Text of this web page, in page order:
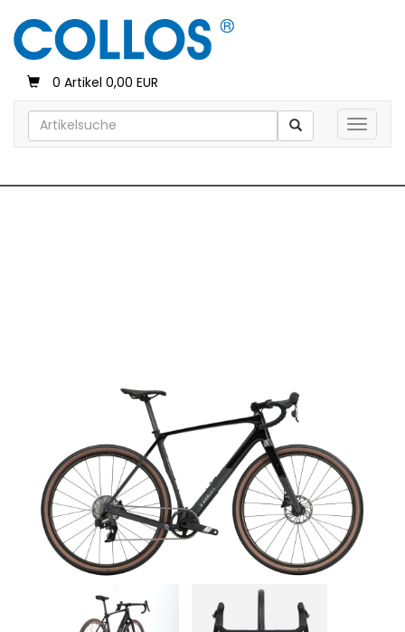
0 Artikel 0,00 EUR
Toggle